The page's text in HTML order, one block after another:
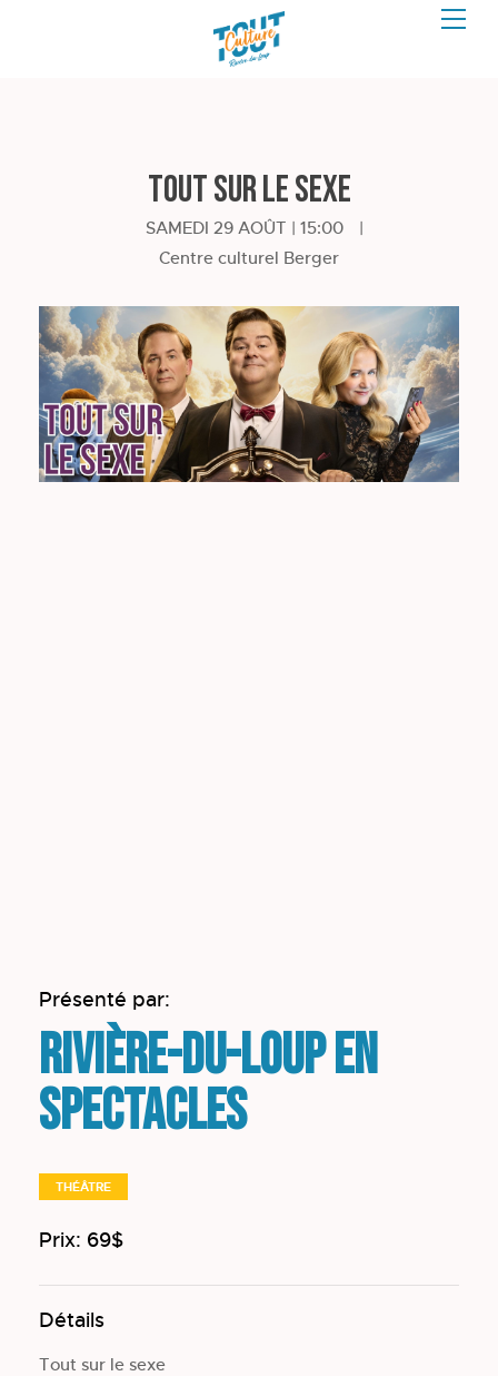
Tout sur le sexe
SAMEDI 29 AOÛT | 15:00
|
Centre culturel Berger
Présenté par:
Rivière-du-Loup en
spectacles
THÉÂTRE
Prix: 69$
Détails
Tout sur le sexe